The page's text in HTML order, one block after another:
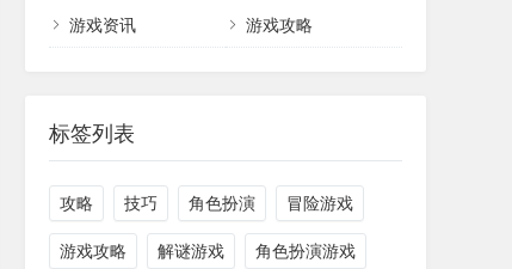
游戏资讯 游戏攻略
标签列表
攻略 技巧 角色扮演 冒险游戏
游戏攻略 解谜游戏 角色扮演游戏